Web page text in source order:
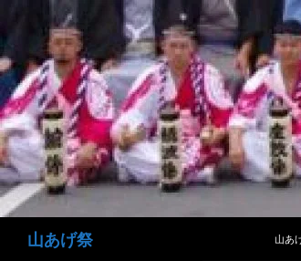
テ
ン
ツ
へ
ス
キ
ッ
プ
山あげ祭 山あ